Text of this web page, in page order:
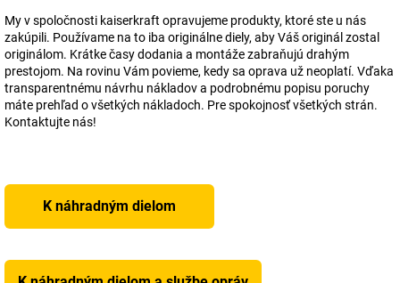
My v spoločnosti kaiserkraft opravujeme produkty, ktoré ste u nás
zakúpili. Používame na to iba originálne diely, aby Váš originál zostal
originálom. Krátke časy dodania a montáže zabraňujú drahým
prestojom. Na rovinu Vám povieme, kedy sa oprava už neoplatí. Vďaka
transparentnému návrhu nákladov a podrobnému popisu poruchy
máte prehľad o všetkých nákladoch. Pre spokojnosť všetkých strán.
Kontaktujte nás!
K náhradným dielom